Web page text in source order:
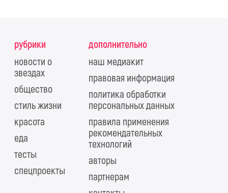
рубрики
новости о
звездах
общество
стиль жизни
красота
еда
тесты
спецпроекты
дополнительно
наш медиакит
правовая информация
политика обработки
персональных данных
правила применения
рекомендательных
технологий
авторы
партнерам